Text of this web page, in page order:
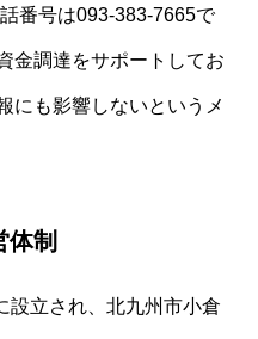
番号は093-383-7665で
金調達をサポートしてお
にも影響しないというメ
体制
設立され、北九州市小倉